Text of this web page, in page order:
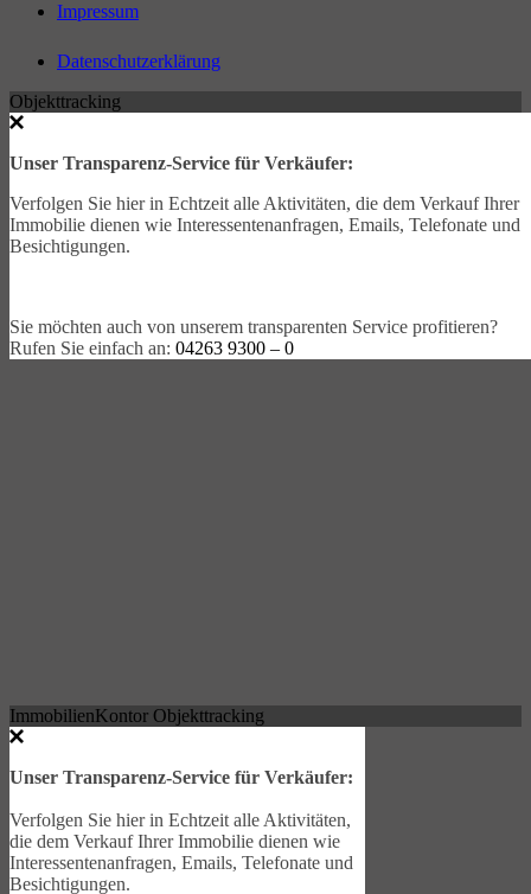
Impressum
Datenschutzerklärung
Objekttracking
Unser Transparenz-Service für Verkäufer:
Verfolgen Sie hier in Echtzeit alle Aktivitäten, die dem Verkauf Ihrer
Immobilie dienen wie Interessentenanfragen, Emails, Telefonate und
Besichtigungen.
Sie möchten auch von unserem transparenten Service profitieren?
Rufen Sie einfach an: 04263 9300 – 0
ImmobilienKontor Objekttracking
Unser Transparenz-Service für Verkäufer:
Verfolgen Sie hier in Echtzeit alle Aktivitäten,
die dem Verkauf Ihrer Immobilie dienen wie
Interessentenanfragen, Emails, Telefonate und
Besichtigungen.